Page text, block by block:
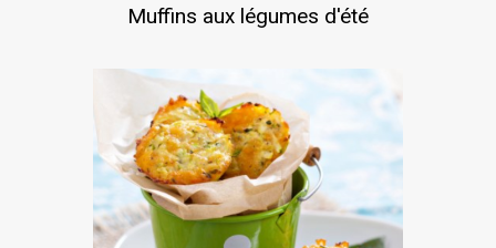
Muffins aux légumes d'été